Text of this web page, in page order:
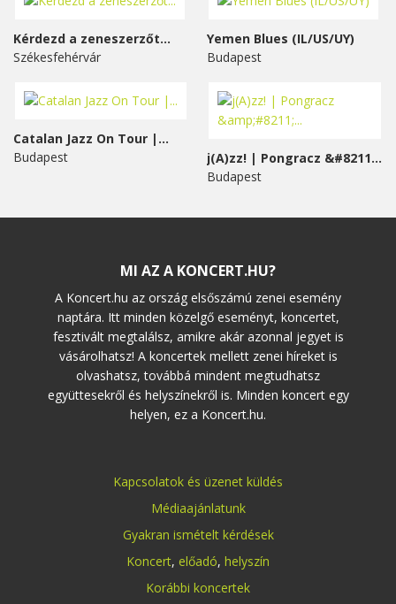
Kérdezd a zeneszerzőt...
Székesfehérvár
Yemen Blues (IL/US/UY)
Budapest
Catalan Jazz On Tour |...
Budapest
j(A)zz! | Pongracz &#8211;...
Budapest
MI AZ A KONCERT.HU?
A Koncert.hu az ország elsőszámú zenei esemény
naptára. Itt minden közelgő eseményt, koncertet,
fesztivált megtalálsz, amikre akár azonnal jegyet is
vásárolhatsz! A koncertek mellett zenei híreket is
olvashatsz, továbbá mindent megtudhatsz
együttesekről és helyszínekről is. Minden koncert egy
helyen, ez a Koncert.hu.
Kapcsolatok és üzenet küldés
Médiaajánlatunk
Gyakran ismételt kérdések
Koncert, előadó, helyszín
Korábbi koncertek